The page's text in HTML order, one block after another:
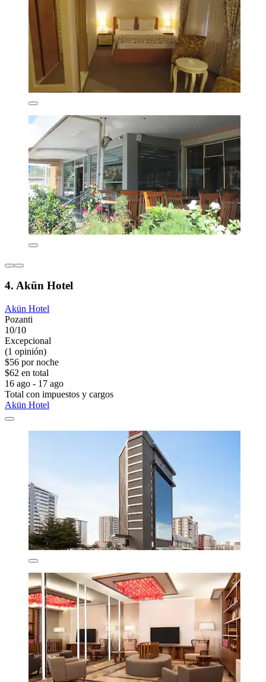
4. Akün Hotel
Akün Hotel
Pozanti
10/10
Excepcional
(1 opinión)
$56 por noche
$62 en total
16 ago - 17 ago
Total con impuestos y cargos
Akün Hotel